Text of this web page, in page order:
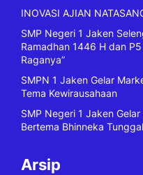
INOVASI AJIAN
SMP Negeri 1 Jaken
Ramadhan 1446 H dan
Raganya”
SMPN 1 Jaken Gelar
Tema Kewirausahaan
SMP Negeri 1 Jaken
Bertema Bhinneka
Arsip